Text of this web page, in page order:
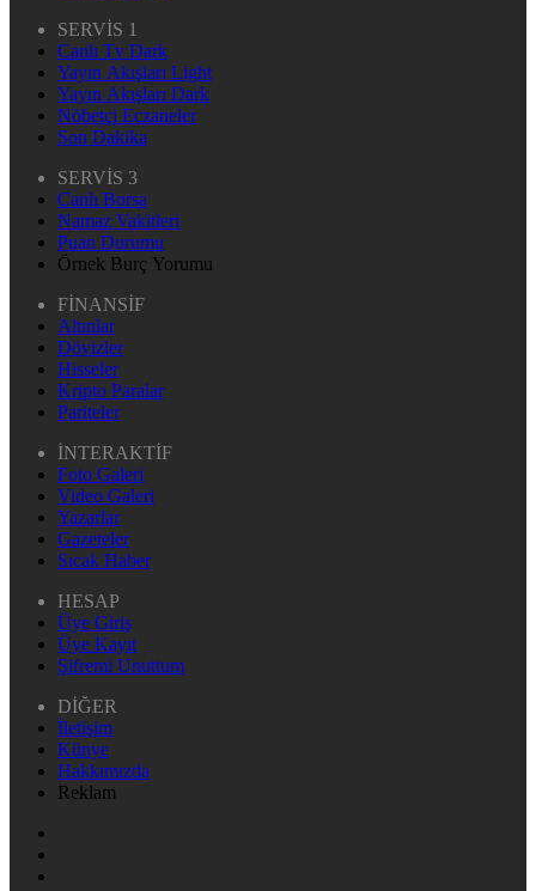
SERVİS 1
Canlı Tv Dark
Yayın Akışları Light
Yayın Akışları Dark
Nöbetçi Eczaneler
Son Dakika
SERVİS 3
Canlı Borsa
Namaz Vakitleri
Puan Durumu
Örnek Burç Yorumu
FİNANSİF
Altınlar
Dövizler
Hisseler
Kripto Paralar
Pariteler
İNTERAKTİF
Foto Galeri
Video Galeri
Yazarlar
Gazeteler
Sıcak Haber
HESAP
Üye Giriş
Üye Kayıt
Şifremi Unuttum
DİĞER
İletişim
Künye
Hakkımızda
Reklam